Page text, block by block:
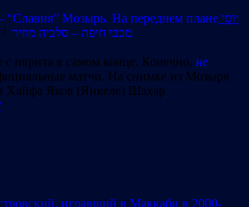
“Славия” Мозырь. На переднем плане
/ מכבי חיפה – סלביה מוזיר
иврита в самом конце. Конечно, не
матчи. На снимке из Мозыря
Хайфа Яков (Янкеле) Шахар
, игравший в Маккаби в 2000-